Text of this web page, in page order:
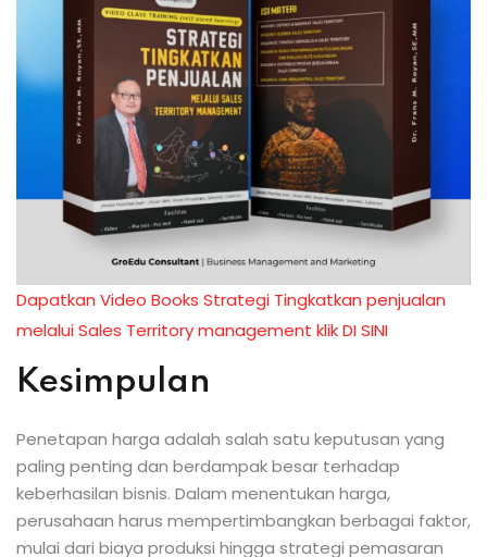
Dapatkan Video Books Strategi Tingkatkan penjualan
melalui Sales Territory management klik DI SINI
Kesimpulan
Penetapan harga adalah salah satu keputusan yang
paling penting dan berdampak besar terhadap
keberhasilan bisnis. Dalam menentukan harga,
perusahaan harus mempertimbangkan berbagai faktor,
mulai dari biaya produksi hingga strategi pemasaran